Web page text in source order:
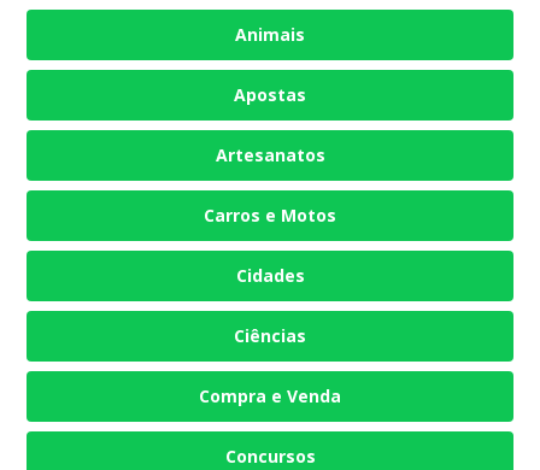
Animais
Apostas
Artesanatos
Carros e Motos
Cidades
Ciências
Compra e Venda
Concursos